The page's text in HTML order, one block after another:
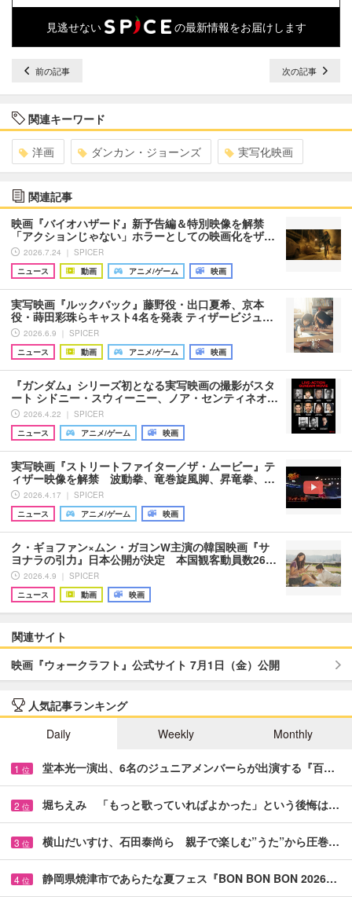
見逃せない の最新情報をお届けします
前の記事 次の記事
関連キーワード
洋画 ダンカン・ジョーンズ 実写化映画
関連記事
映画『バイオハザード』新予告編＆特別映像を解禁
「アクションじゃない」ホラーとしての映画化をザ…
2026.7.24 ｜ SPICER
ニュース
動画 アニメ/ゲーム 映画
実写映画『ルックバック』藤野役・出口夏希、京本
役・蒔田彩珠らキャスト4名を発表 ティザービジュ…
2026.6.9 ｜ SPICER
ニュース
動画 アニメ/ゲーム 映画
『ガンダム』シリーズ初となる実写映画の撮影がスタ
ート シドニー・スウィーニー、ノア・センティネオ…
2026.4.22 ｜ SPICER
ニュース
アニメ/ゲーム 映画
実写映画『ストリートファイター／ザ・ムービー』テ
ィザー映像を解禁 波動拳、竜巻旋風脚、昇竜拳、…
2026.4.17 ｜ SPICER
ニュース
アニメ/ゲーム 映画
ク・ギョファン×ムン・ガヨンW主演の韓国映画『サ
ヨナラの引力』日本公開が決定 本国観客動員数26…
2026.4.9 ｜ SPICER
ニュース
動画 映画
関連サイト
映画『ウォークラフト』公式サイト 7月1日（金）公開
人気記事ランキング
Daily
Weekly Monthly
1 位 堂本光一演出、6名のジュニアメンバーらが出演する『百…
2 位 堀ちえみ 「もっと歌っていればよかった」という後悔は…
3 位 横山だいすけ、石田泰尚ら 親子で楽しむ”うた”から圧巻…
4 位 静岡県焼津市であらたな夏フェス『BON BON BON 2026…